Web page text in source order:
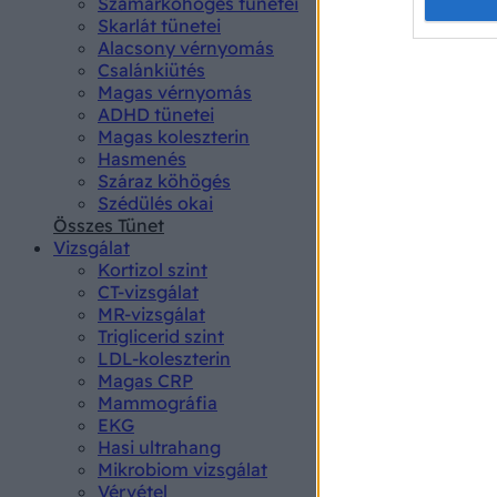
Skarlát tünetei
Alacsony vérnyomás
Csalánkiütés
Magas vérnyomás
ADHD tünetei
Magas koleszterin
Hasmenés
Száraz köhögés
Szédülés okai
Összes Tünet
Vizsgálat
Kortizol szint
CT-vizsgálat
MR-vizsgálat
Triglicerid szint
LDL-koleszterin
Magas CRP
Mammográfia
EKG
Hasi ultrahang
Mikrobiom vizsgálat
Vérvétel